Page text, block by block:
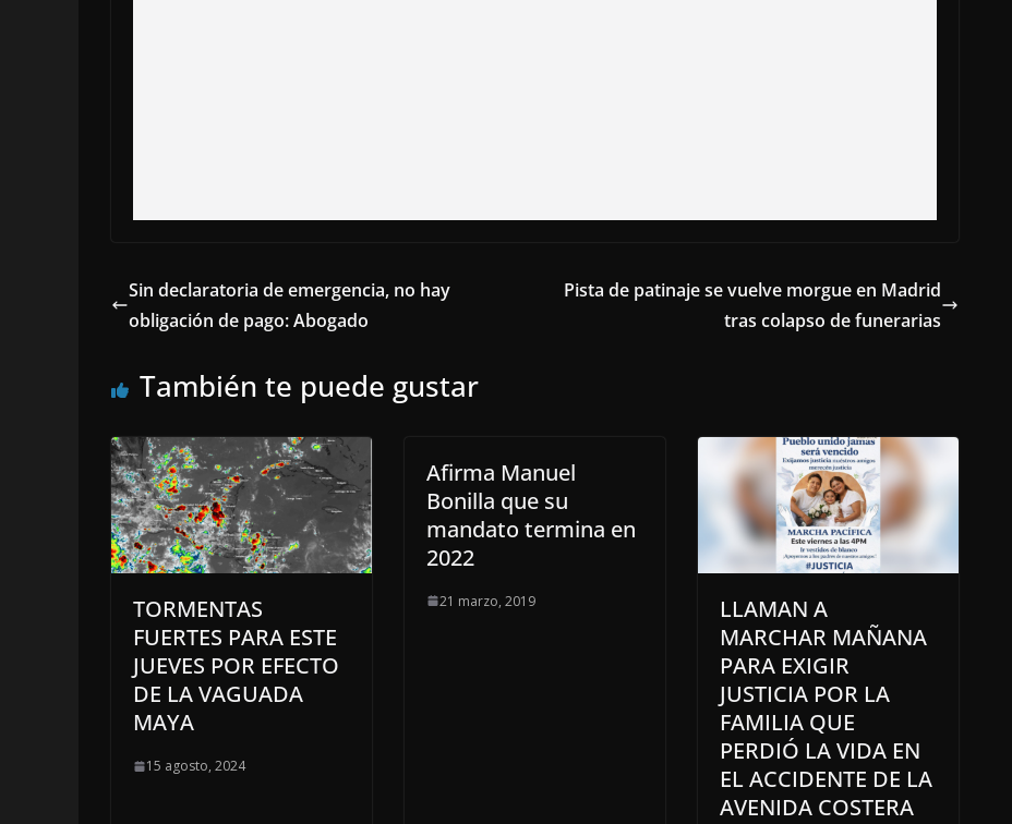
Sin declaratoria de emergencia, no hay
obligación de pago: Abogado
Pista de patinaje se vuelve morgue en Madrid
tras colapso de funerarias
También te puede gustar
TORMENTAS
FUERTES PARA ESTE
JUEVES POR EFECTO
DE LA VAGUADA
MAYA
15 agosto, 2024
Afirma Manuel
Bonilla que su
mandato termina en
2022
21 marzo, 2019
LLAMAN A
MARCHAR MAÑANA
PARA EXIGIR
JUSTICIA POR LA
FAMILIA QUE
PERDIÓ LA VIDA EN
EL ACCIDENTE DE LA
AVENIDA COSTERA